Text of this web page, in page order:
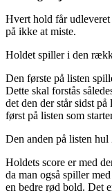
Hvert hold får
på ikke at miste.
Holdet spiller i den
Den første på listen
Dette skal forstås
det den der står sidst
først på listen som
Den anden på listen hul
Holdets score er med
da man også spiller
en bedre rød bold. Det